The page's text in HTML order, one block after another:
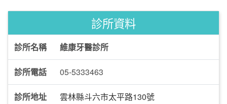
診所資料
診所名稱 維康牙醫診所
診所電話 05-5333463
診所地址 雲林縣斗六市太平路130號